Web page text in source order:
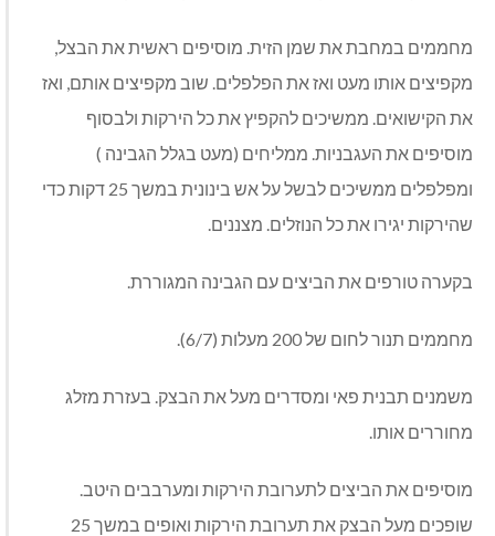
מחממים במחבת את שמן הזית. מוסיפים ראשית את הבצל,
מקפיצים אותו מעט ואז את הפלפלים. שוב מקפיצים אותם, ואז
את הקישואים. ממשיכים להקפיץ את כל הירקות ולבסוף
מוסיפים את העגבניות. ממליחים (מעט בגלל הגבינה )
ומפלפלים ממשיכים לבשל על אש בינונית במשך 25 דקות כדי
שהירקות יגירו את כל הנוזלים. מצננים.
בקערה טורפים את הביצים עם הגבינה המגוררת.
מחממים תנור לחום של 200 מעלות (6/7).
משמנים תבנית פאי ומסדרים מעל את הבצק. בעזרת מזלג
מחוררים אותו.
מוסיפים את הביצים לתערובת הירקות ומערבבים היטב.
שופכים מעל הבצק את תערובת הירקות ואופים במשך 25